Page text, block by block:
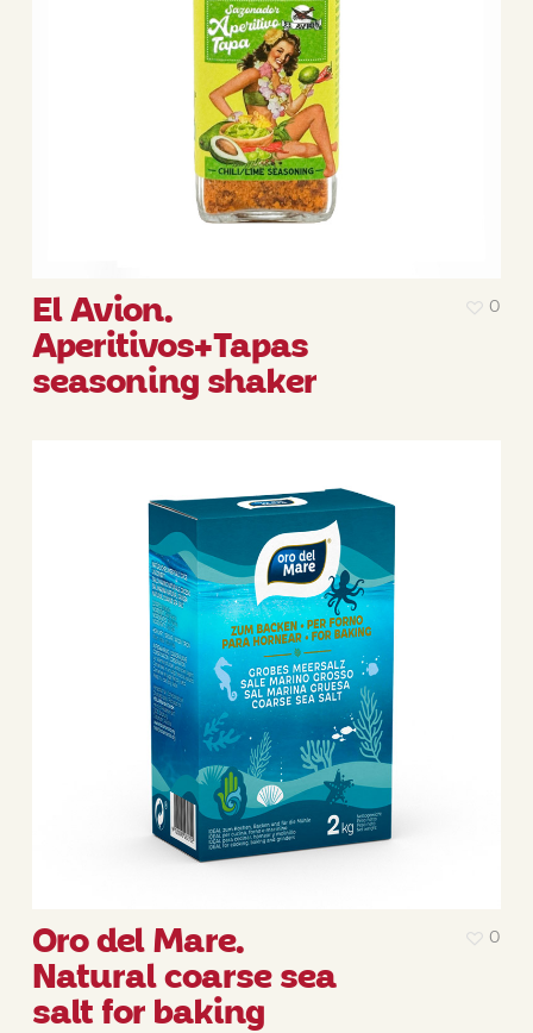
El Avion.
Aperitivos+Tapas
seasoning shaker
0
Oro del Mare.
Natural coarse sea
salt for baking
0